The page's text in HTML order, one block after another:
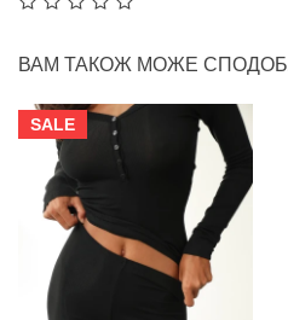
ВАМ ТАКОЖ МОЖЕ
SALE